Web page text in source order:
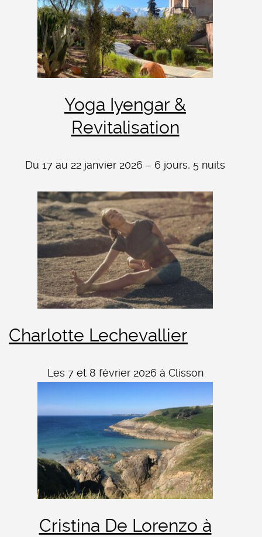
Yoga Iyengar &
Revitalisation
Du 17 au 22 janvier 2026 – 6 jours, 5 nuits
Charlotte Lechevallier
Les 7 et 8 février 2026 à Clisson
Cristina De Lorenzo à